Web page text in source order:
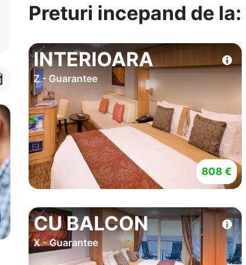
Preturi incepand de la:
INTERIOARA
Z - Guarantee
808 €
CU BALCON
X - Guarantee